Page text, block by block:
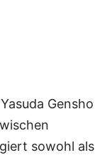
sowohl als